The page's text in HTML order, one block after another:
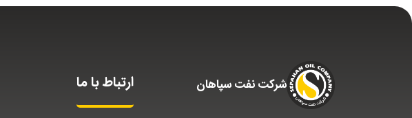
شركت نفت سپاهان ارتباط با ما